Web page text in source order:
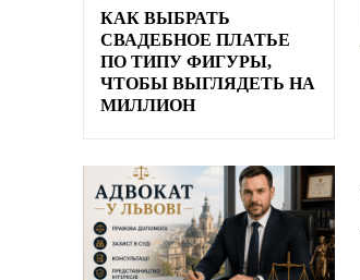
КАК ВЫБРАТЬ
СВАДЕБНОЕ ПЛАТЬЕ
ПО ТИПУ ФИГУРЫ,
ЧТОБЫ ВЫГЛЯДЕТЬ НА
МИЛЛИОН